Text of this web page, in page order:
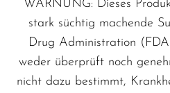
WARNUNG: Dieses
stark süchtig machende
Drug Administration
weder überprüft noch
nicht dazu bestimmt,